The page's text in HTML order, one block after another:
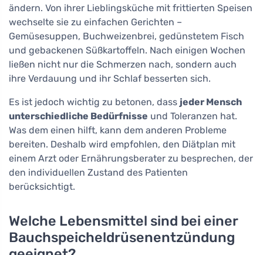
ändern. Von ihrer Lieblingsküche mit frittierten Speisen
wechselte sie zu einfachen Gerichten –
Gemüsesuppen, Buchweizenbrei, gedünstetem Fisch
und gebackenen Süßkartoffeln. Nach einigen Wochen
ließen nicht nur die Schmerzen nach, sondern auch
ihre Verdauung und ihr Schlaf besserten sich.
Es ist jedoch wichtig zu betonen, dass jeder Mensch
unterschiedliche Bedürfnisse und Toleranzen hat.
Was dem einen hilft, kann dem anderen Probleme
bereiten. Deshalb wird empfohlen, den Diätplan mit
einem Arzt oder Ernährungsberater zu besprechen, der
den individuellen Zustand des Patienten
berücksichtigt.
Welche Lebensmittel sind bei einer
Bauchspeicheldrüsenentzündung